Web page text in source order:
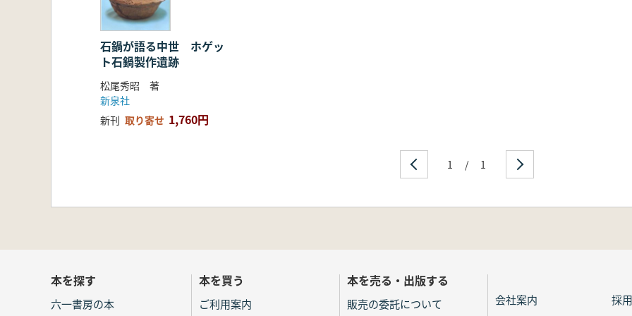
石鍋が語る中世 ホゲッ
ト石鍋製作遺跡
松尾秀昭 著
新泉社
新刊 取り寄せ 1,760円
1 / 1
本を探す
六一書房の本
本を買う
ご利用案内
本を売る・出版する
販売の委託について 会社案内
採